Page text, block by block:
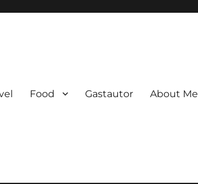
Food Gastautor About Me